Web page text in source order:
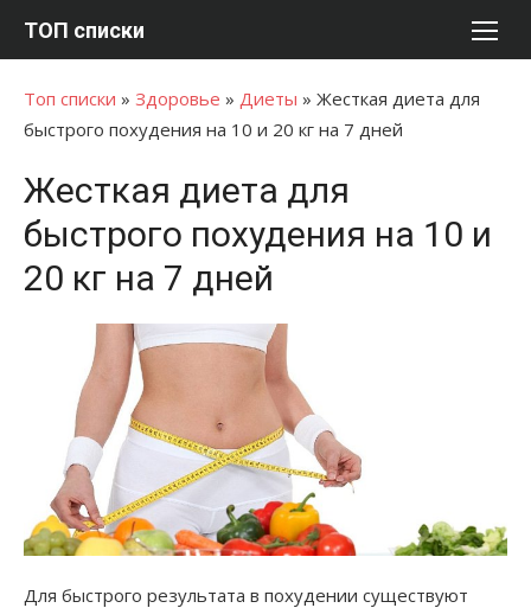
ТОП списки
Топ списки » Здоровье » Диеты » Жесткая диета для
быстрого похудения на 10 и 20 кг на 7 дней
Жесткая диета для
быстрого похудения на 10 и
20 кг на 7 дней
Для быстрого результата в похудении существуют